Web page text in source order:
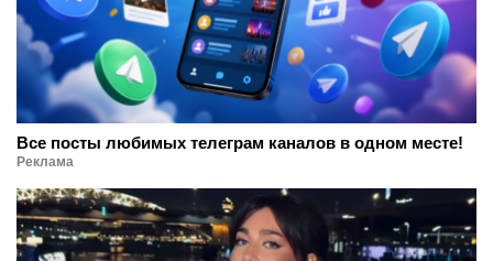
Все посты любимых телеграм каналов в одном месте!
Реклама